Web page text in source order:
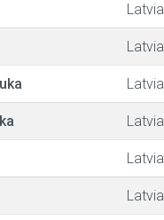
Latvia
Latvia
Latvia
Latvia
Latvia
Latvia